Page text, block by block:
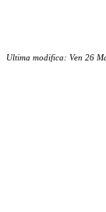
Ultima modifica: Ven 26